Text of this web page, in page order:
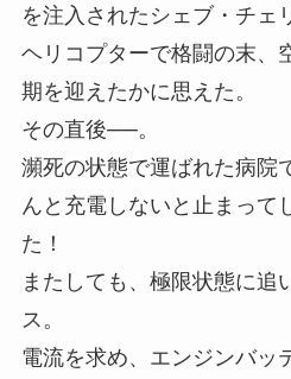
を注入されたシェブ・チェ
ヘリコプターで格闘の末、
期を迎えたかに思えた。
その直後──。
瀕死の状態で運ばれた病院
んと充電しないと止まって
た！
またしても、極限状態に追
ス。
電流を求め、エンジンバッ